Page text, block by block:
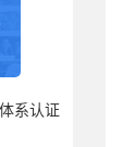
系认证